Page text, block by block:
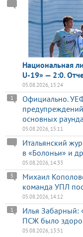
Национальная
U-19» — 2:0.
05.08.2026, 15:24
Официально.
основных
1
05.08.2026, 15:11
Итальянский
в «Болоньи» и
05.08.2026, 14:33
Михаил
команда УПЛ
5
05.08.2026, 14:12
Илья Забарный:
ПСЖ было
1
05.08.2026, 13:51